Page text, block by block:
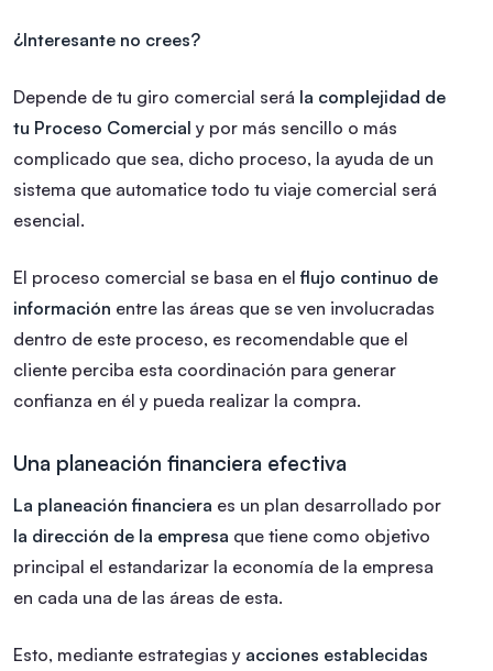
¿Interesante no crees?
Depende de tu giro comercial será la complejidad de
tu Proceso Comercial y por más sencillo o más
complicado que sea, dicho proceso, la ayuda de un
sistema que automatice todo tu viaje comercial será
esencial.
El proceso comercial se basa en elflujo continuo de
información entre las áreas que se ven involucradas
dentro de este proceso, es recomendable que el
cliente perciba esta coordinación para generar
confianza en él y pueda realizar la compra.
Una planeación financiera efectiva
La planeación financiera es un plan desarrollado por
la dirección de la empresa que tiene como objetivo
principal el estandarizar la economía de la empresa
en cada una de las áreas de esta.
Esto, mediante estrategias y acciones establecidas